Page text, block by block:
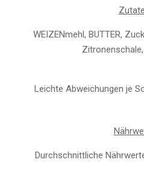
WEIZENmehl, BUTTER,
Leichte Abweichungen je
Durchschnittliche